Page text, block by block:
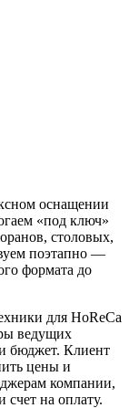
оснащении
«под ключ»
столовых,
поэтапно —
формата до
для HoReCa
ведущих
бюджет. Клиент
цены и
компании,
на оплату.